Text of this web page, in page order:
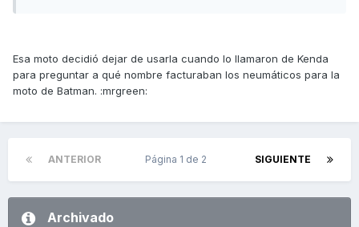
Esa moto decidió dejar de usarla cuando lo llamaron de Kenda
para preguntar a qué nombre facturaban los neumáticos para la
moto de Batman. :mrgreen:
ANTERIOR SIGUIENTE
Página 1 de 2
Archivado